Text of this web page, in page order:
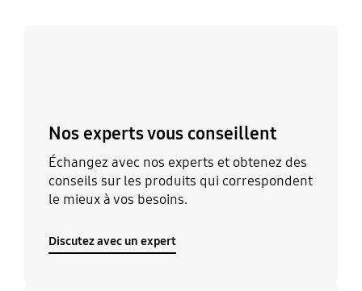
Nos experts vous conseillent
Échangez avec nos experts et obtenez des
conseils sur les produits qui correspondent
le mieux à vos besoins.
Discutez avec un expert